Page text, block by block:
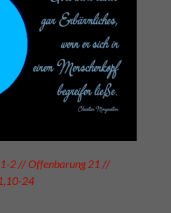
2 // Offenbarung 21 //
24